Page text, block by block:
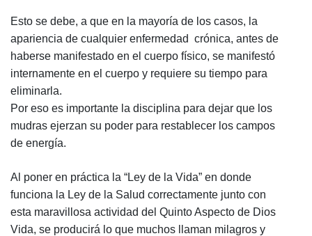
Esto se debe, a que en la mayoría de los casos, la
apariencia de cualquier enfermedad crónica, antes de
haberse manifestado en el cuerpo físico, se manifestó
internamente en el cuerpo y requiere su tiempo para
eliminarla.
Por eso es importante la disciplina para dejar que los
mudras ejerzan su poder para restablecer los campos
de energía.
Al poner en práctica la “Ley de la Vida” en donde
funciona la Ley de la Salud correctamente junto con
esta maravillosa actividad del Quinto Aspecto de Dios
Vida, se producirá lo que muchos llaman milagros y